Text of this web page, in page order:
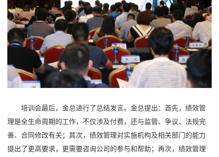
培训会最后，金总进行了总结发言。金总提出：首先，绩效管
理是全生命周期的工作，不仅涉及付费，还与监管、争议、法规完
善、合同修改有关；其次，绩效管理对实施机构及相关部门的能力
提出了更高要求，更需要咨询公司的参与和帮助；再次，绩效管理